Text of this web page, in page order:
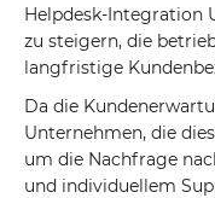
Helpdesk-Integration
zu steigern, die
langfristige
Da die
Unternehmen, die
um die Nachfrage
und individuellem